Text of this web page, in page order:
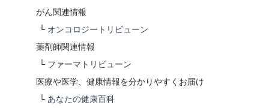
がん関連情報
└ オンコロジートリビューン
薬剤師関連情報
└ ファーマトリビューン
医療や医学、健康情報を分かりやすくお届け
└ あなたの健康百科